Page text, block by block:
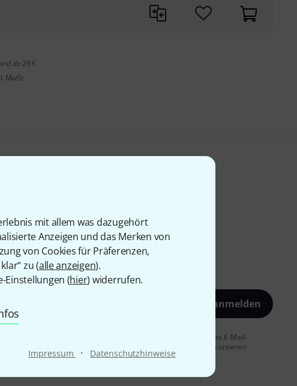
mit allem was dazugehört
Anzeigen und das Merken von
von Cookies für Präferenzen,
zu (alle anzeigen).
Einstellungen (hier) widerrufen.
Impressum · Datenschutzhinweise
ab 29 €
MwSt.
Jetzt anmelden
Sie dem Erhalt von E-Mail-Werbung und einer Messung des E-Mail-
ist jederzeit möglich. Weitere Informationen finden Sie in unseren